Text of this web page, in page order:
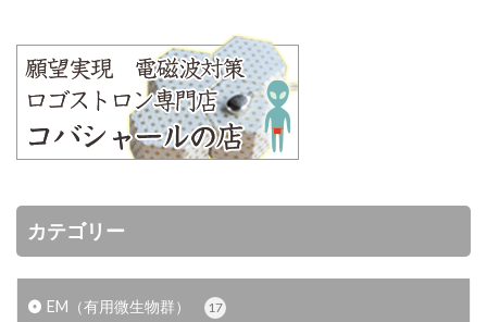
カテゴリー
EM（有用微生物群） 17